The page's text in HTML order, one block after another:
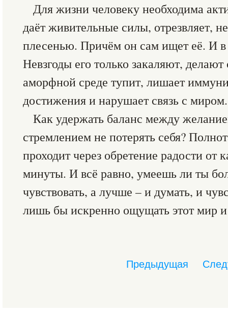
Для жизни человеку необходима
даёт живительные силы, отрезвляет,
плесенью. Причём он сам ищет её. И в
Невзгоды его только закаляют,
аморфной среде тупит, лишает
достижения и нарушает связь с миром.
Как удержать баланс между
стремлением не потерять себя?
проходит через обретение радости
минуты. И всё равно, умеешь ли ты
чувствовать, а лучше – и думать, и
лишь бы искренно ощущать этот мир
Предыдущая